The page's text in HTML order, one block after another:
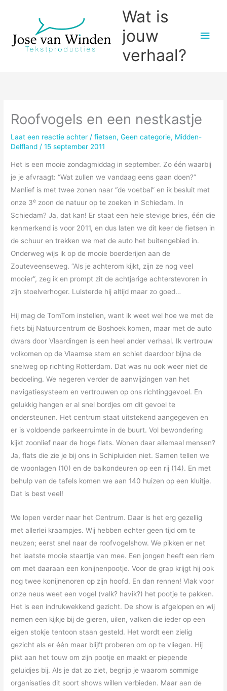
inhoud
Wat is
jouw
verhaal?
Roofvogels en een nestkastje
Laat een reactie achter /fietsen,Geen categorie, Midden-
Delfland /15 september 2011
Het is een mooie zondagmiddag in september. Zo één waarbij
je je afvraagt: “Wat zullen we vandaag eens gaan doen?”
Manlief is met twee zonen naar “de voetbal” en ik besluit met
onze 3e zoon de natuur op te zoeken in Schiedam. In
Schiedam? Ja, dat kan! Er staat een hele stevige bries, één die
kenmerkend is voor 2011, en dus laten we dit keer de fietsen in
de schuur en trekken we met de auto het buitengebied in.
Onderweg wijs ik op de mooie boerderijen aan de
Zouteveenseweg. “Als je achterom kijkt, zijn ze nog veel
mooier”, zeg ik en prompt zit de achtjarige achterstevoren in
zijn stoelverhoger. Luisterde hij altijd maar zo goed…
Hij mag de TomTom instellen, want ik weet wel hoe we met de
fiets bij Natuurcentrum de Boshoek komen, maar met de auto
dwars door Vlaardingen is een heel ander verhaal. Ik vertrouw
volkomen op de Vlaamse stem en schiet daardoor bijna de
snelweg op richting Rotterdam. Dat was nu ook weer niet de
bedoeling. We negeren verder de aanwijzingen van het
navigatiesysteem en vertrouwen op ons richtinggevoel. En
gelukkig hangen er al snel bordjes om dit gevoel te
ondersteunen. Het centrum staat uitstekend aangegeven en
er is voldoende parkeerruimte in de buurt. Vol bewondering
kijkt zoonlief naar de hoge flats. Wonen daar allemaal mensen?
Ja, flats die zie je bij ons in Schipluiden niet. Samen tellen we
de woonlagen (10) en de balkondeuren op een rij (14). En met
behulp van de tafels komen we aan 140 huizen op een kluitje.
Dat is best veel!
We lopen verder naar het Centrum. Daar is het erg gezellig
met allerlei kraampjes. Wij hebben echter geen tijd om te
neuzen; eerst snel naar de roofvogelshow. We pikken er net
het laatste mooie staartje van mee. Een jongen heeft een riem
om met daaraan een konijnenpootje. Voor de grap krijgt hij ook
nog twee konijnenoren op zijn hoofd. En dan rennen! Vlak voor
onze neus weet een vogel (valk? havik?) het pootje te pakken.
Het is een indrukwekkend gezicht. De show is afgelopen en wij
nemen een kijkje bij de gieren, uilen, valken die ieder op een
eigen stokje tentoon staan gesteld. Het wordt een zielig
gezicht als er één maar blijft proberen om op te vliegen. Hij
pikt aan het touw om zijn pootje en maakt er piepende
geluidjes bij. Als je dat zo ziet, begrijp je waarom sommige
organisaties dit soort shows willen verbieden. Maar aan de